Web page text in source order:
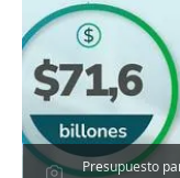
Presupuesto